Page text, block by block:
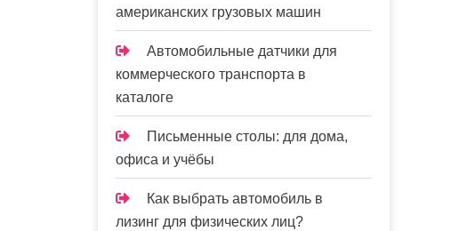
американских грузовых машин
Автомобильные датчики для
коммерческого транспорта в
каталоге
Письменные столы: для дома,
офиса и учёбы
Как выбрать автомобиль в
лизинг для физических лиц?